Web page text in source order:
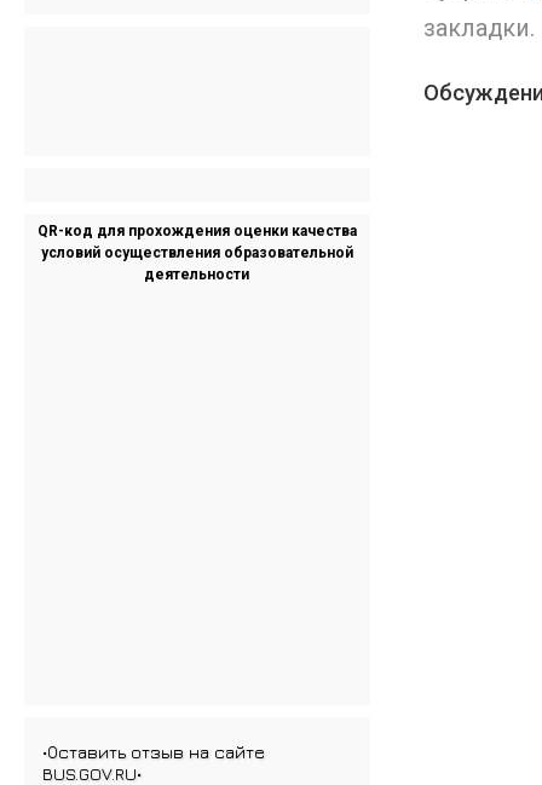
закладки.
QR-код для прохождения оценки качества
условий осуществления образовательной
деятельности
•Оставить отзыв на сайте
BUS.GOV.RU•